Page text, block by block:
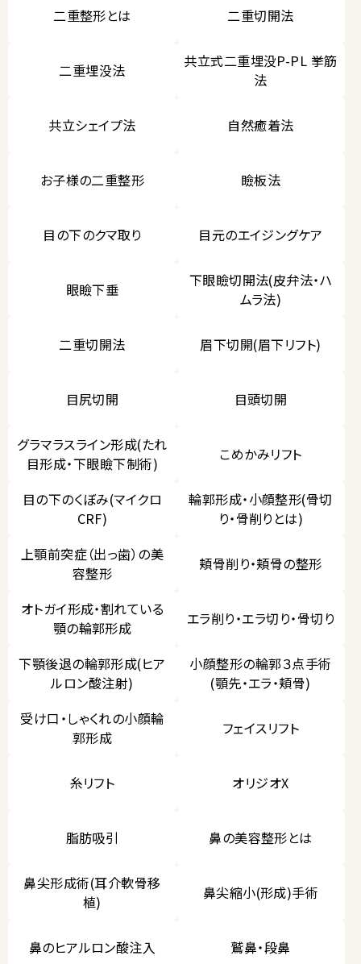
二重整形とは 二重切開法
二重埋没法
共立式二重埋没P-PL 挙筋
法
共立シェイプ法 自然癒着法
お子様の二重整形 瞼板法
目の下のクマ取り 目元のエイジングケア
眼瞼下垂
下眼瞼切開法(皮弁法・ハ
ムラ法)
二重切開法 眉下切開(眉下リフト)
目尻切開 目頭切開
グラマラスライン形成(たれ
目形成・下眼瞼下制術)
こめかみリフト
目の下のくぼみ(マイクロ
CRF)
輪郭形成・小顔整形(骨切
り・骨削りとは)
上顎前突症（出っ歯）の美
容整形
頬骨削り・頬骨の整形
オトガイ形成・割れている
顎の輪郭形成
エラ削り・エラ切り・骨切り
下顎後退の輪郭形成(ヒア
ルロン酸注射)
小顔整形の輪郭３点手術
(顎先・エラ・頬骨)
受け口・しゃくれの小顔輪
郭形成
フェイスリフト
糸リフト オリジオX
脂肪吸引 鼻の美容整形とは
鼻尖形成術(耳介軟骨移
植)
鼻尖縮小(形成)手術
鼻のヒアルロン酸注入 鷲鼻・段鼻